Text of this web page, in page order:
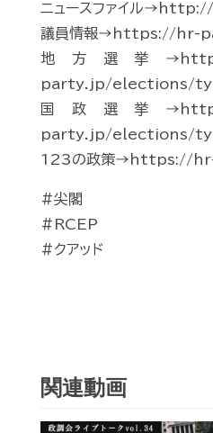
ニュースファイル
議員情報→https://hr-
地方選挙
party.jp/elections/
国政選挙
party.jp/elections/
123の政策→https://
#尖閣
#RCEP
#クアッド
関連動画